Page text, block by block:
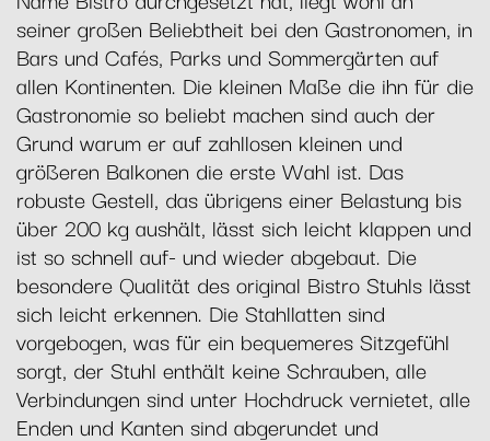
seiner großen Beliebtheit bei den Gastronomen, in
Bars und Cafés, Parks und Sommergärten auf
allen Kontinenten. Die kleinen Maße die ihn für die
Gastronomie so beliebt machen sind auch der
Grund warum er auf zahllosen kleinen und
größeren Balkonen die erste Wahl ist. Das
robuste Gestell, das übrigens einer Belastung bis
über 200 kg aushält, lässt sich leicht klappen und
ist so schnell auf- und wieder abgebaut. Die
besondere Qualität des original Bistro Stuhls lässt
sich leicht erkennen. Die Stahllatten sind
vorgebogen, was für ein bequemeres Sitzgefühl
sorgt, der Stuhl enthält keine Schrauben, alle
Verbindungen sind unter Hochdruck vernietet, alle
Enden und Kanten sind abgerundet und